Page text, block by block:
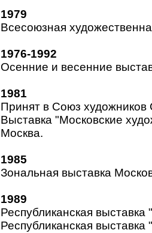
1979
Всесоюзная
1976-1992
Осенние и весенние
1981
Принят в Союз
Выставка "Московские
Москва.
1985
Зональная выставка
1989
Республиканская
Республиканская